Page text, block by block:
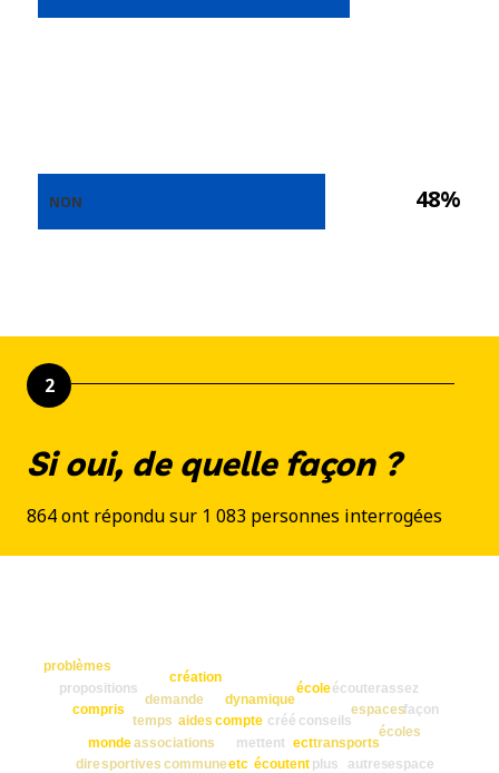
48%
NON
2
Si oui, de quelle façon ?
864 ont répondu sur 1 083 personnes interrogées
commune écoutent plus
associations mettent transports
autres
etc
sportives
temps aides compte conseils
espaces
monde
écoles
compris
créé
demande dynamique
ect
espace
propositions écoleécouterassez
création
dire
façon
problèmes